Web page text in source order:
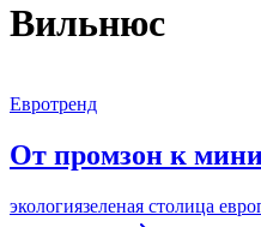
Вильнюс
Евротренд
От промзон к
экологиязеленая столица